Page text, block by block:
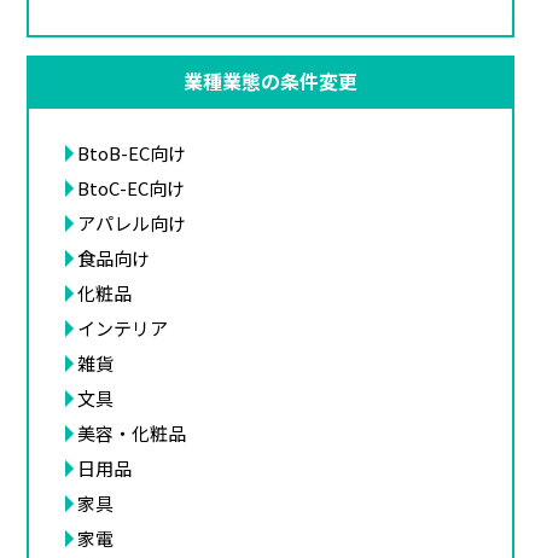
業種業態の条件変更
BtoB-EC向け
BtoC-EC向け
アパレル向け
食品向け
化粧品
インテリア
雑貨
文具
美容・化粧品
日用品
家具
家電